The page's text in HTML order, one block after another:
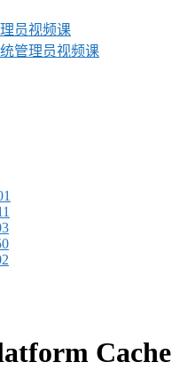
员视频课
管理员视频课
Cache